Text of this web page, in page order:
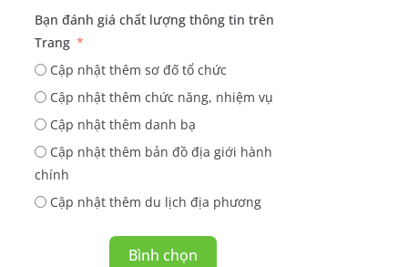
Bạn đánh giá chất lượng thông tin trên
Trang
Cập nhật thêm sơ đố tổ chức
Cập nhật thêm chức năng, nhiệm vụ
Cập nhật thêm danh bạ
Cập nhật thêm bản đồ địa giới hành
chính
Cập nhật thêm du lịch địa phương
Bình chọn